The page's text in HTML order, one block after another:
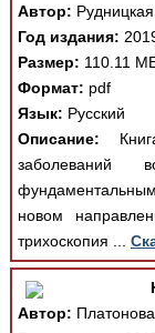
Автор:
Год издания:
Размер: 110.11
Формат: pdf
Язык: Русский
Описание:
новом
трихоскопия ...
Автор: